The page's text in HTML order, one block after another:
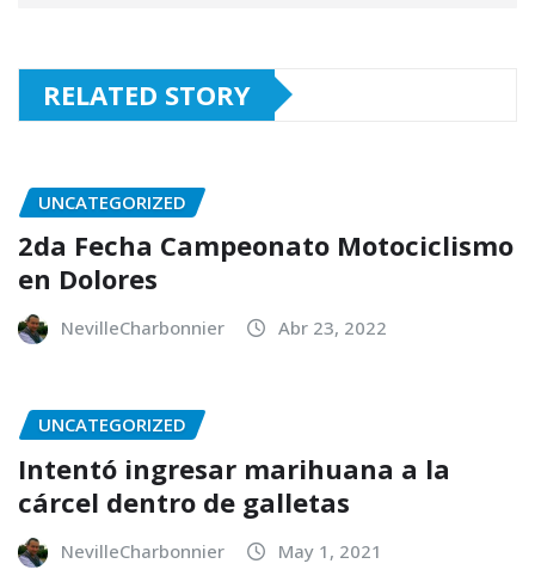
RELATED STORY
UNCATEGORIZED
2da Fecha Campeonato Motociclismo
en Dolores
NevilleCharbonnier Abr 23, 2022
UNCATEGORIZED
Intentó ingresar marihuana a la
cárcel dentro de galletas
NevilleCharbonnier May 1, 2021